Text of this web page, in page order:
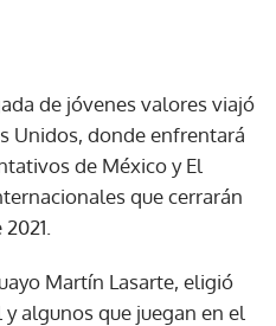
de jóvenes valores viajó
Unidos, donde enfrentará
de México y El
que cerrarán
Martín Lasarte, eligió
algunos que juegan en el